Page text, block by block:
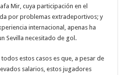
Mir, cuya participación en el
por problemas extradeportivos; y
internacional, apenas ha
Sevilla necesitado de gol.
estos casos es que, a pesar de
salarios, estos jugadores